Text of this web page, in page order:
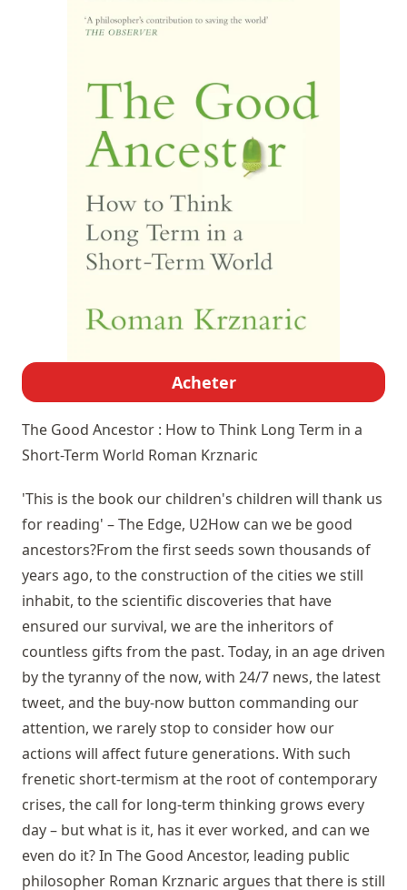
Acheter
The Good Ancestor : How to Think Long Term in a
Short-Term World Roman Krznaric
'This is the book our children's children will thank us
for reading' – The Edge, U2How can we be good
ancestors?From the first seeds sown thousands of
years ago, to the construction of the cities we still
inhabit, to the scientific discoveries that have
ensured our survival, we are the inheritors of
countless gifts from the past. Today, in an age driven
by the tyranny of the now, with 24/7 news, the latest
tweet, and the buy-now button commanding our
attention, we rarely stop to consider how our
actions will affect future generations. With such
frenetic short-termism at the root of contemporary
crises, the call for long-term thinking grows every
day – but what is it, has it ever worked, and can we
even do it? In The Good Ancestor, leading public
philosopher Roman Krznaric argues that there is still